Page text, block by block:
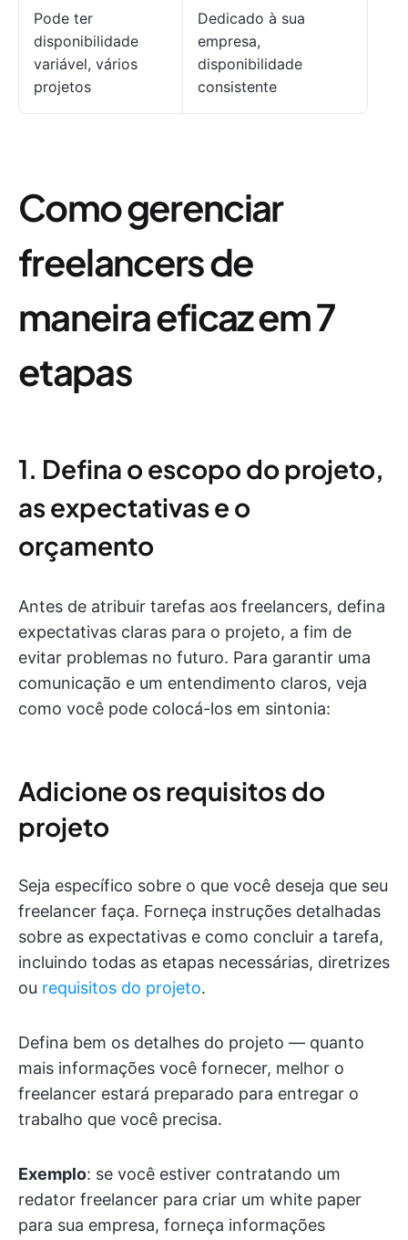
Pode ter
disponibilidade
variável, vários
projetos
Dedicado à sua
empresa,
disponibilidade
consistente
Como gerenciar
freelancers de
maneira eficaz em 7
etapas
1. Defina o escopo do projeto,
as expectativas e o
orçamento
Antes de atribuir tarefas aos freelancers, defina
expectativas claras para o projeto, a fim de
evitar problemas no futuro. Para garantir uma
comunicação e um entendimento claros, veja
como você pode colocá-los em sintonia:
Adicione os requisitos do
projeto
Seja específico sobre o que você deseja que seu
freelancer faça. Forneça instruções detalhadas
sobre as expectativas e como concluir a tarefa,
incluindo todas as etapas necessárias, diretrizes
ou requisitos do projeto.
Defina bem os detalhes do projeto — quanto
mais informações você fornecer, melhor o
freelancer estará preparado para entregar o
trabalho que você precisa.
Exemplo: se você estiver contratando um
redator freelancer para criar um white paper
para sua empresa, forneça informações